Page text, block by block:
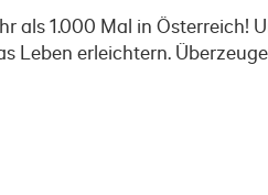
als 1.000 Mal in Österreich!
Leben erleichtern.